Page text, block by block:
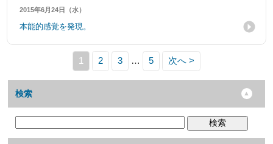
2015年6月24日（水）
本能的感覚を発現。
1 2 3 … 5 次へ >
検索
検索